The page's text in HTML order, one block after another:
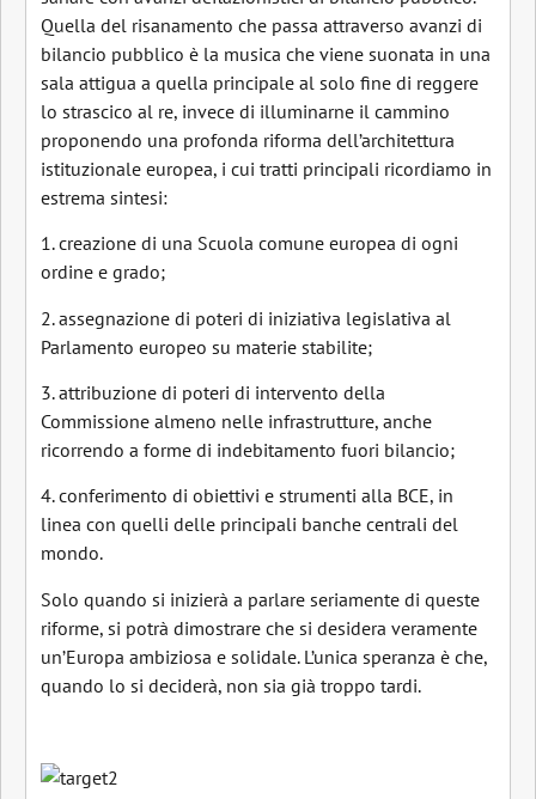
Quella del risanamento che passa attraverso avanzi di
bilancio pubblico è la musica che viene suonata in una
sala attigua a quella principale al solo fine di reggere
lo strascico al re, invece di illuminarne il cammino
proponendo una profonda riforma dell’architettura
istituzionale europea, i cui tratti principali ricordiamo in
estrema sintesi:
1. creazione di una Scuola comune europea di ogni
ordine e grado;
2. assegnazione di poteri di iniziativa legislativa al
Parlamento europeo su materie stabilite;
3. attribuzione di poteri di intervento della
Commissione almeno nelle infrastrutture, anche
ricorrendo a forme di indebitamento fuori bilancio;
4. conferimento di obiettivi e strumenti alla BCE, in
linea con quelli delle principali banche centrali del
mondo.
Solo quando si inizierà a parlare seriamente di queste
riforme, si potrà dimostrare che si desidera veramente
un’Europa ambiziosa e solidale. L’unica speranza è che,
quando lo si deciderà, non sia già troppo tardi.